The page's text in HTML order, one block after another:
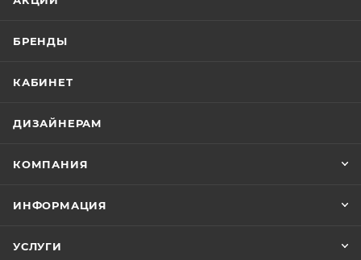
БРЕНДЫ
КАБИНЕТ
ДИЗАЙНЕРАМ
КОМПАНИЯ
ИНФОРМАЦИЯ
УСЛУГИ